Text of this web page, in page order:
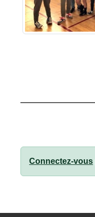
Connectez-vous